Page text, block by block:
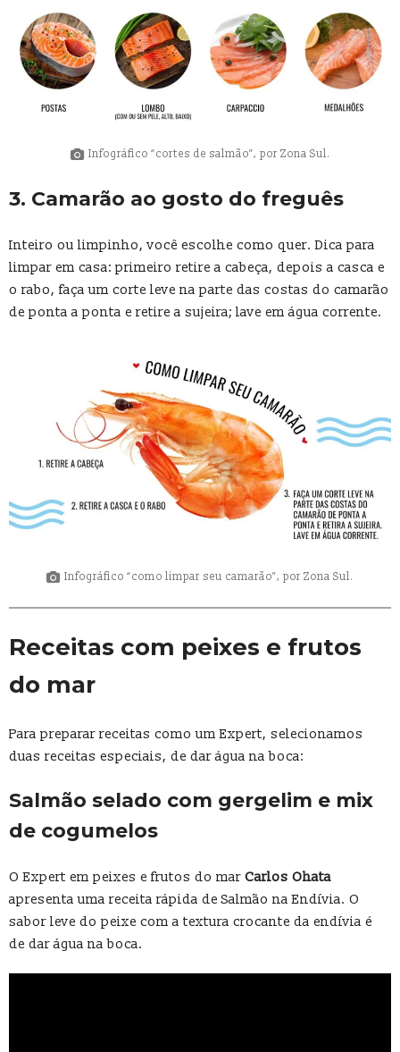
Infográfico “cortes de salmão”, por Zona Sul.
3. Camarão ao gosto do freguês
Inteiro ou limpinho, você escolhe como quer. Dica para
limpar em casa: primeiro retire a cabeça, depois a casca e
o rabo, faça um corte leve na parte das costas do camarão
de ponta a ponta e retire a sujeira; lave em água corrente.
Infográfico “como limpar seu camarão”, por Zona Sul.
Receitas com peixes e frutos
do mar
Para preparar receitas como um Expert, selecionamos
duas receitas especiais, de dar água na boca:
Salmão selado com gergelim e mix
de cogumelos
O Expert em peixes e frutos do mar Carlos Ohata
apresenta uma receita rápida de Salmão na Endívia. O
sabor leve do peixe com a textura crocante da endívia é
de dar água na boca.